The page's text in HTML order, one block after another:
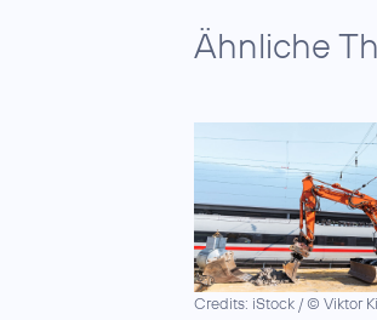
Ähnliche
Credits: iStock / © Viktor